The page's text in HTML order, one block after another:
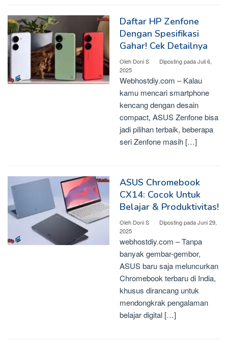
Daftar HP Zenfone
Dengan Spesifikasi
Gahar! Cek Detailnya
Oleh Doni S Diposting padaJuli 6,
2025
Webhostdiy.com – Kalau
kamu mencari smartphone
kencang dengan desain
compact, ASUS Zenfone bisa
jadi pilihan terbaik, beberapa
seri Zenfone masih […]
ASUS Chromebook
CX14: Cocok Untuk
Belajar & Produktivitas!
Oleh Doni S Diposting padaJuni 29,
2025
webhostdiy.com – Tanpa
banyak gembar-gembor,
ASUS baru saja meluncurkan
Chromebook terbaru di India,
khusus dirancang untuk
mendongkrak pengalaman
belajar digital […]